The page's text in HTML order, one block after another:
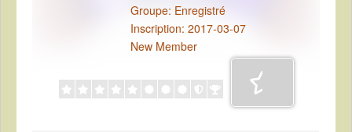
Groupe: Enregistré
Inscription: 2017-03-07
New Member